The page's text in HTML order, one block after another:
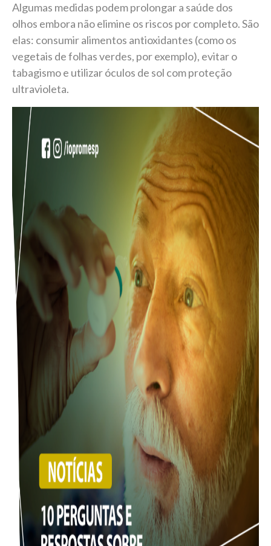
Algumas medidas podem prolongar a saúde dos
olhos embora não elimine os riscos por completo. São
elas: consumir alimentos antioxidantes (como os
vegetais de folhas verdes, por exemplo), evitar o
tabagismo e utilizar óculos de sol com proteção
ultravioleta.